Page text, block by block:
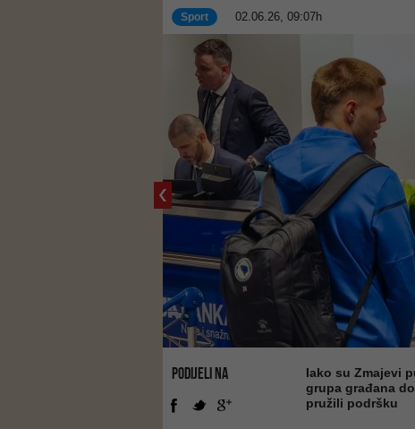
Sport 02.06.26, 09:07h
PODIJELI NA
Iako su Zmajevi
grupa građana
pružili podršku